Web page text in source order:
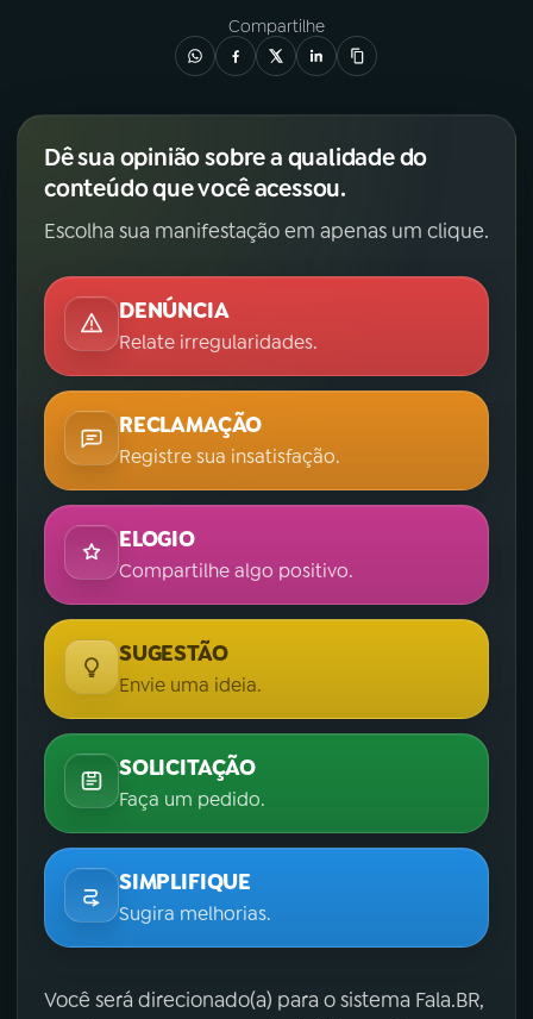
Compartilhe
Dê sua opinião sobre a qualidade do
conteúdo que você acessou.
Escolha sua manifestação em apenas um clique.
DENÚNCIA
Relate irregularidades.
RECLAMAÇÃO
Registre sua insatisfação.
ELOGIO
Compartilhe algo positivo.
SUGESTÃO
Envie uma ideia.
SOLICITAÇÃO
Faça um pedido.
SIMPLIFIQUE
Sugira melhorias.
Você será direcionado(a) para o sistema Fala.BR,